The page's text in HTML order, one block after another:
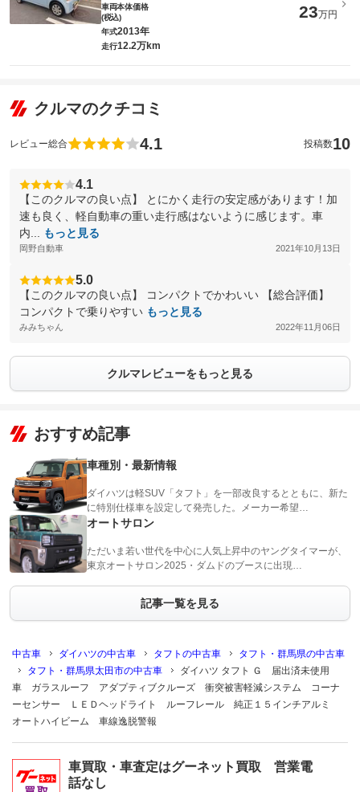
車両本体価格
(税込)
23万円
年式2013年
走行12.2万km
クルマのクチコミ
レビュー総合 4.1 投稿数10
4.1
【このクルマの良い点】 とにかく走行の安定感があります！加
速も良く、軽自動車の重い走行感はないように感じます。車
内...
もっと見る
岡野自動車 2021年10月13日
5.0
【このクルマの良い点】 コンパクトでかわいい 【総合評価】
コンパクトで乗りやすい もっと見る
みみちゃん 2022年11月06日
クルマレビューをもっと見る
おすすめ記事
車種別・最新情報
ダイハツは軽SUV「タフト」を一部改良するとともに、新た
に特別仕様車を設定して発売した。メーカー希望…
オートサロン
ただいま若い世代を中心に人気上昇中のヤングタイマーが、
東京オートサロン2025・ダムドのブースに出現…
記事一覧を見る
中古車 ダイハツの中古車 タフトの中古車
タフト・群馬県の中古車
タフト・群馬県太田市の中古車
ダイハツ タフト Ｇ 届出済未使用
車 ガラスルーフ アダプティブクルーズ 衝突被害軽減システム コーナ
ーセンサー ＬＥＤヘッドライト ルーフレール 純正１５インチアルミ
オートハイビーム 車線逸脱警報
車買取・車査定はグーネット買取 営業電
話なし